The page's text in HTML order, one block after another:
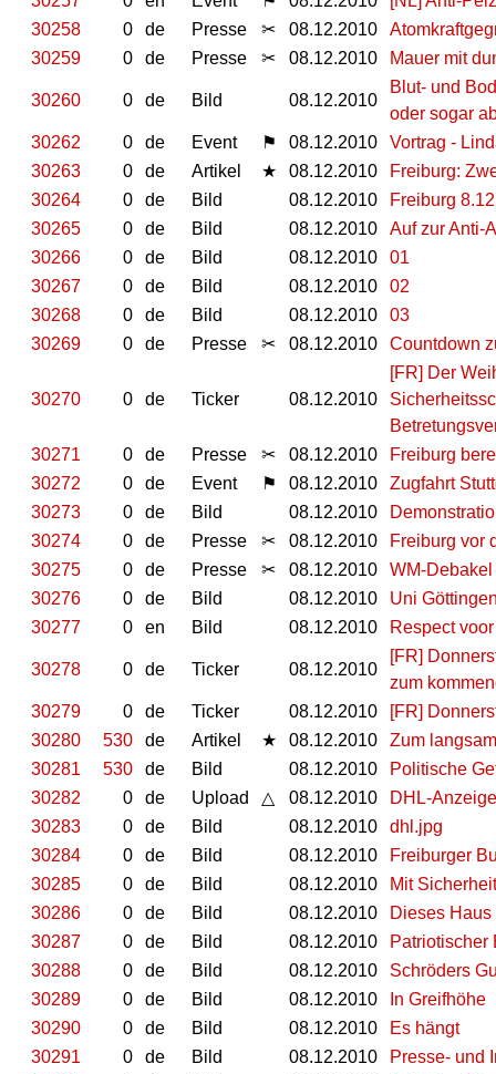
30258
0 de Presse ✂ 08.12.2010
30259
0 de Presse ✂ 08.12.2010 Mauer mit
30260 0 de Bild 08.12.2010
Blut- und
oder sogar
30262
0 de Event ⚑ 08.12.2010
Vortrag -
30263
0 de Artikel ★ 08.12.2010
Freiburg:
30264
0 de Bild 08.12.2010
Freiburg
30265
0 de Bild 08.12.2010
Auf zur Anti-
30266
0 de Bild 08.12.2010
01
30267
0 de Bild 08.12.2010
02
30268
0 de Bild 08.12.2010
03
30269
0 de Presse ✂ 08.12.2010 Countdown
30270 0 de Ticker 08.12.2010
[FR] Der
30271
0 de Presse ✂ 08.12.2010
Freiburg
30272
0 de Event ⚑ 08.12.2010
Zugfahrt
30273
0 de Bild 08.12.2010
30274
0 de Presse ✂ 08.12.2010
Freiburg vor
30275
0 de Presse ✂ 08.12.2010
WM-Debakel
30276
0 de Bild 08.12.2010
Uni
30277
0 en Bild 08.12.2010 Respect
30278 0 de Ticker 08.12.2010
[FR]
zum
30279
0 de Ticker 08.12.2010
[FR]
30280
530 de Artikel ★ 08.12.2010
Zum
30281
530 de Bild 08.12.2010
Politische
30282
0 de Upload △ 08.12.2010
DHL-
30283
0 de Bild 08.12.2010
dhl.jpg
30284
0 de Bild 08.12.2010
Freiburger
30285
0 de Bild 08.12.2010
Mit
30286
0 de Bild 08.12.2010
Dieses
30287
0 de Bild 08.12.2010
Patriotischer
30288
0 de Bild 08.12.2010
Schröders
30289
0 de Bild 08.12.2010
In Greifhöhe
30290
0 de Bild 08.12.2010
Es hängt
30291
0 de Bild 08.12.2010
Presse- und